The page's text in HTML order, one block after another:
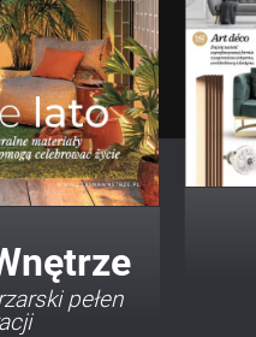
Styl
w
stylach